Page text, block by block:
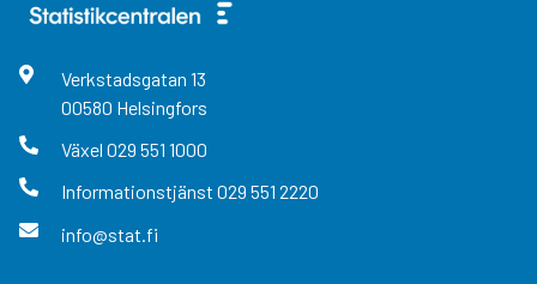
Verkstadsgatan 13
00580 Helsingfors
Växel 029 551 1000
Informationstjänst 029 551 2220
info@stat.fi